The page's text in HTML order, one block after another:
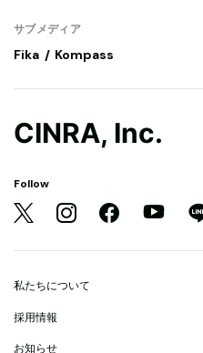
サブメディア
Fika Kompass
CINRA, Inc.
Follow
私たちについて
採用情報
お知らせ